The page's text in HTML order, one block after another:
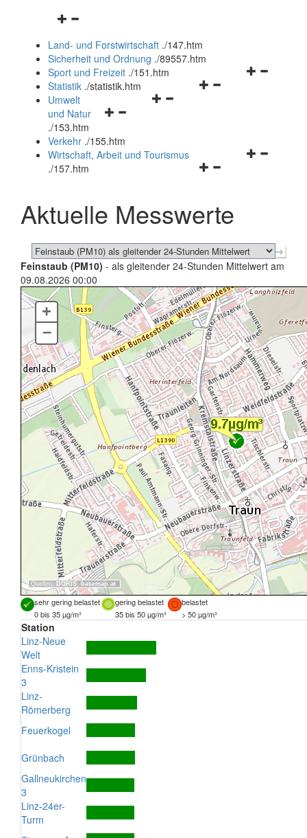
Navigationsmenü
und
schließen
Land- und Forstwirtschaft ./147.htm
Sicherheit und Ordnung ./89557.htm
Navigationsmenü
Sport und Freizeit ./151.htm
Navigationsmenü
Statistik ./statistik.htm
Navigationsmenü
und
schließen
Umwelt
und Natur
./153.htm
Verkehr ./155.htm
Navigationsmenü
schließen
Wirtschaft, Arbeit und Tourismus
./157.htm
Aktuelle Messwerte
Feinstaub (PM10) - als gleitender 24-Stunden Mittelwert am
09.08.2026 00:00
Quellen: DORIS, basemap.at
+
–
sehr gering belastet gering belastet
belastet
0 bis 35 µg/m³
35 bis 50 µg/m³ > 50 µg/m³
Station
Linz-Neue
Welt
Enns-Kristein
3
Linz-
Römerberg
Feuerkogel
Grünbach
Gallneukirchen
3
Linz-24er-
Turm